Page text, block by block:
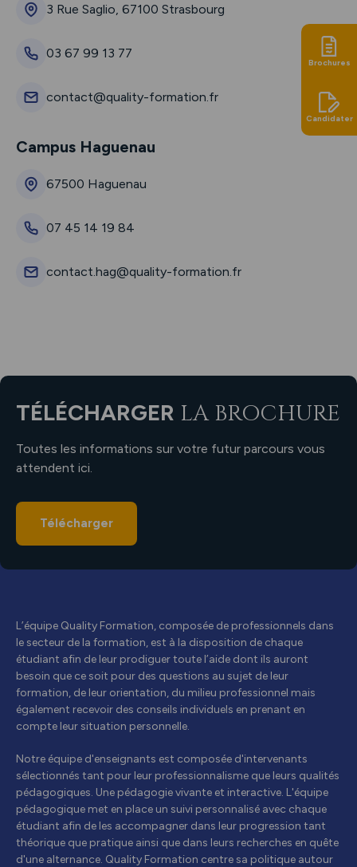
3 Rue Saglio, 67100 Strasbourg
03 67 99 13 77
contact@quality-formation.fr
Campus Haguenau
67500 Haguenau
07 45 14 19 84
contact.hag@quality-formation.fr
TÉLÉCHARGER LA BROCHURE
Toutes les informations sur votre futur parcours vous
attendent ici.
Télécharger
L’équipe Quality Formation, composée de professionnels dans
le secteur de la formation, est à la disposition de chaque
étudiant afin de leur prodiguer toute l’aide dont ils auront
besoin que ce soit pour des questions au sujet de leur
formation, de leur orientation, du milieu professionnel mais
également recevoir des conseils individuels en prenant en
compte leur situation personnelle.
Notre équipe d'enseignants est composée d'intervenants
sélectionnés tant pour leur professionnalisme que leurs qualités
pédagogiques. Une pédagogie vivante et interactive. L'équipe
pédagogique met en place un suivi personnalisé avec chaque
étudiant afin de les accompagner dans leur progression tant
théorique que pratique ainsi que dans leurs recherches en quête
d'une alternance. Quality Formation centre sa politique autour
Brochures
Candidater